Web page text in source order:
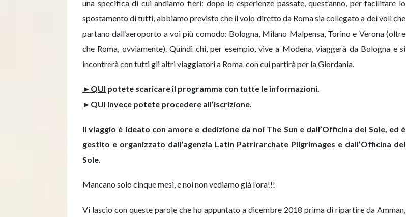
una specifica di cui andiamo fieri: dopo le esperienze passate, quest’anno, per facilitare lo
spostamento di tutti, abbiamo previsto che il volo diretto da Roma sia collegato a dei voli che
partano dall’aeroporto a voi più comodo: Bologna, Milano Malpensa, Torino e Verona (oltre
che Roma, ovviamente). Quindi chi, per esempio, vive a Modena, viaggerà da Bologna e si
incontrerà con tutti gli altri viaggiatori a Roma, con cui partirà per la Giordania.
►QUI potete scaricare il programma con tutte le informazioni.
►QUI invece potete procedere all’iscrizione.
Il viaggio è ideato con amore e dedizione da noi The Sun e dall’Officina del Sole, ed è
gestito e organizzato dall’agenzia Latin Patrirarchate Pilgrimages e dall’Officina del
Sole.
Mancano solo cinque mesi, e noi non vediamo già l’ora!!!
Vi lascio con queste parole che ho appuntato a dicembre 2018 prima di ripartire da Amman,